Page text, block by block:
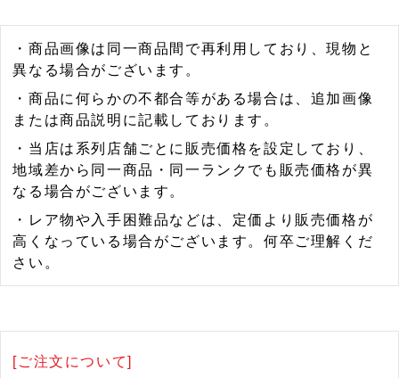
・商品画像は同一商品間で再利用しており、現物と
異なる場合がございます。
・商品に何らかの不都合等がある場合は、追加画像
または商品説明に記載しております。
・当店は系列店舗ごとに販売価格を設定しており、
地域差から同一商品・同一ランクでも販売価格が異
なる場合がございます。
・レア物や入手困難品などは、定価より販売価格が
高くなっている場合がございます。何卒ご理解くだ
さい。
[ご注文について]